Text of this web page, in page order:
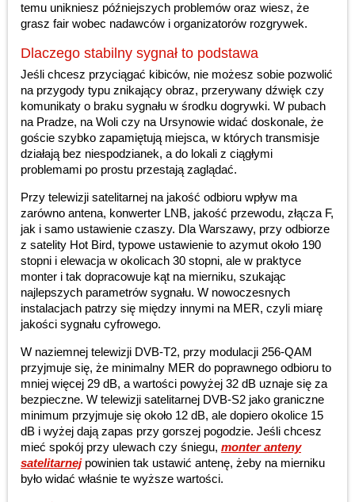
temu unikniesz późniejszych problemów oraz wiesz, że
grasz fair wobec nadawców i organizatorów rozgrywek.
Dlaczego stabilny sygnał to podstawa
Jeśli chcesz przyciągać kibiców, nie możesz sobie pozwolić
na przygody typu znikający obraz, przerywany dźwięk czy
komunikaty o braku sygnału w środku dogrywki. W pubach
na Pradze, na Woli czy na Ursynowie widać doskonale, że
goście szybko zapamiętują miejsca, w których transmisje
działają bez niespodzianek, a do lokali z ciągłymi
problemami po prostu przestają zaglądać.
Przy telewizji satelitarnej na jakość odbioru wpływ ma
zarówno antena, konwerter LNB, jakość przewodu, złącza F,
jak i samo ustawienie czaszy. Dla Warszawy, przy odbiorze
z satelity Hot Bird, typowe ustawienie to azymut około 190
stopni i elewacja w okolicach 30 stopni, ale w praktyce
monter i tak dopracowuje kąt na mierniku, szukając
najlepszych parametrów sygnału. W nowoczesnych
instalacjach patrzy się między innymi na MER, czyli miarę
jakości sygnału cyfrowego.
W naziemnej telewizji DVB-T2, przy modulacji 256-QAM
przyjmuje się, że minimalny MER do poprawnego odbioru to
mniej więcej 29 dB, a wartości powyżej 32 dB uznaje się za
bezpieczne. W telewizji satelitarnej DVB-S2 jako graniczne
minimum przyjmuje się około 12 dB, ale dopiero okolice 15
dB i wyżej dają zapas przy gorszej pogodzie. Jeśli chcesz
mieć spokój przy ulewach czy śniegu, monter anteny
satelitarnejpowinien tak ustawić antenę, żeby na mierniku
było widać właśnie te wyższe wartości.